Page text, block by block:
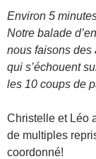
Environ 5
Notre balade
nous faisons des
qui s’échouent
les 10 coups de
Christelle et Léo
de multiples
coordonné!